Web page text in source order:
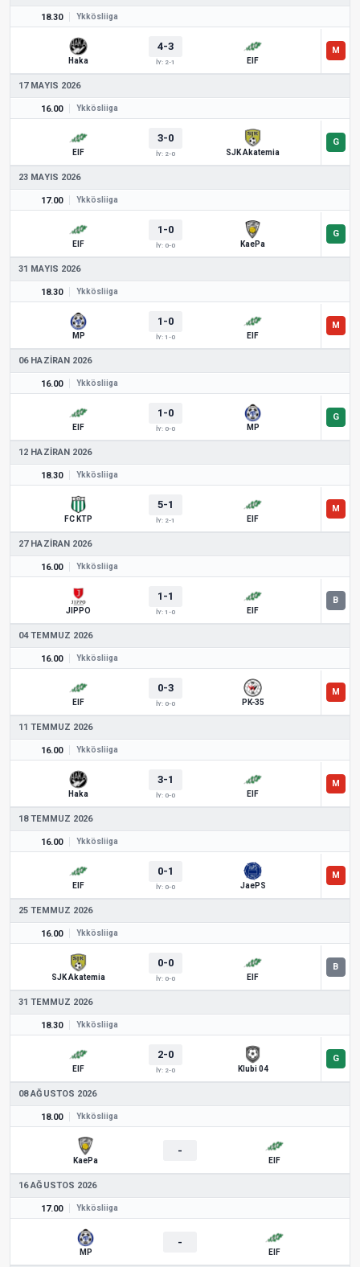
18.30 Ykkösliiga
Haka
4-3
İY: 2-1 EIF
17 MAYIS 2026
16.00 Ykkösliiga
EIF
3-0
İY: 2-0 SJK Akatemia
23 MAYIS 2026
17.00 Ykkösliiga
EIF
1-0
İY: 0-0 KaePa
31 MAYIS 2026
18.30 Ykkösliiga
MP
1-0
İY: 1-0 EIF
06 HAZIRAN 2026
16.00 Ykkösliiga
EIF
1-0
İY: 0-0 MP
12 HAZIRAN 2026
18.30 Ykkösliiga
FC KTP
5-1
İY: 2-1 EIF
27 HAZIRAN 2026
16.00 Ykkösliiga
JIPPO
1-1
İY: 1-0 EIF
04 TEMMUZ 2026
16.00 Ykkösliiga
EIF
0-3
İY: 0-0 PK-35
11 TEMMUZ 2026
16.00 Ykkösliiga
Haka
3-1
İY: 0-0 EIF
18 TEMMUZ 2026
16.00 Ykkösliiga
EIF
0-1
İY: 0-0 JaePS
25 TEMMUZ 2026
16.00 Ykkösliiga
SJK Akatemia
0-0
İY: 0-0 EIF
31 TEMMUZ 2026
18.30 Ykkösliiga
EIF
2-0
İY: 2-0 Klubi 04
08 AĞUSTOS 2026
18.00 Ykkösliiga
KaePa
-
EIF
16 AĞUSTOS 2026
17.00 Ykkösliiga
MP
-
EIF